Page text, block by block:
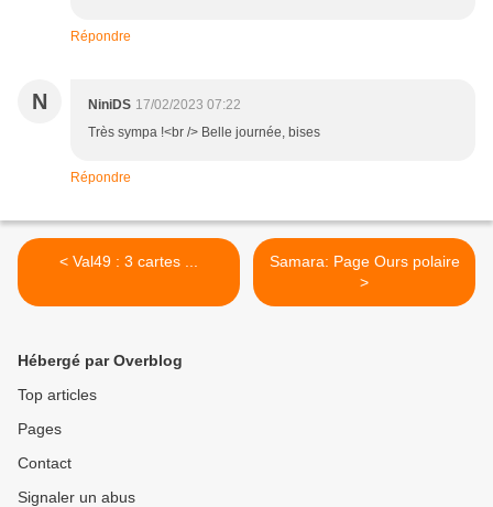
Répondre
N NiniDS 17/02/2023 07:22
Très sympa !<br /> Belle journée, bises
Répondre
< Val49 : 3 cartes ...
Samara: Page Ours polaire
>
Hébergé par Overblog
Top articles
Pages
Contact
Signaler un abus